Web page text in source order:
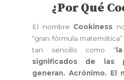
¿Por Qué
El nombre Cookiness
“gran fórmula
tan sencillo como “
significados de las
generan. Acrónimo. El